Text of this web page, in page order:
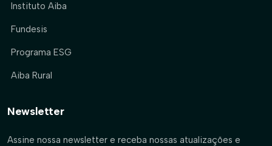
Instituto Aiba
Fundesis
Programa ESG
Aiba Rural
Newsletter
Assine nossa newsletter e receba nossas atualizações e